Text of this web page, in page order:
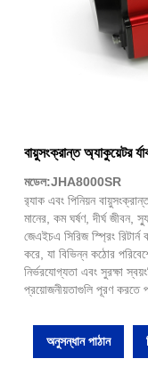
বায়ুসংক্রান্ত অ্যাকুয়েটর
মডেল:JHA8000SR
র‌্যাক এবং পিনিয়ন
মানের, কম ঘর্ষণ, দীর্ঘ জীবন,
জেএইচএ সিরিজ স্প্রিং
করে, যা বিভিন্ন কঠোর
নির্ভরযোগ্যতা এবং সুরক্ষা
প্রয়োজনীয়তাগুলি পূরণ করতে
অনুসন্ধান পাঠান